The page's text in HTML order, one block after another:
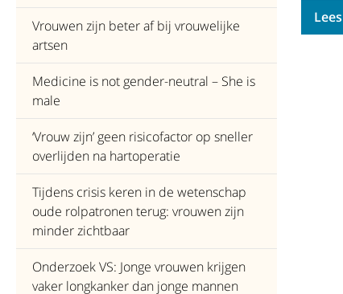
Vrouwen zijn beter af bij vrouwelijke
artsen
Medicine is not gender-neutral – She is
male
‘Vrouw zijn’ geen risicofactor op sneller
overlijden na hartoperatie
Tijdens crisis keren in de wetenschap
oude rolpatronen terug: vrouwen zijn
minder zichtbaar
Onderzoek VS: Jonge vrouwen krijgen
vaker longkanker dan jonge mannen